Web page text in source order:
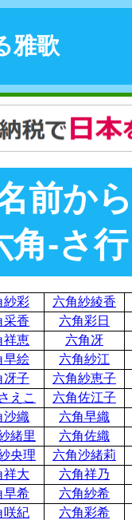
雅歌
前か
角-さ
紗彩
六角紗綾香
采香
六角彩日
祥恵
六角冴
早絵
六角紗江
冴子
六角紗恵子
えこ
六角佐江子
沙織
六角早織
緒里
六角佐織
央理
六角沙緒莉
祥大
六角祥乃
早希
六角紗希
咲紀
六角彩希